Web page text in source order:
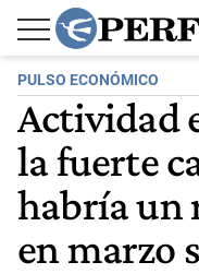
PULSO ECONÓMICO
Actividad
la fuerte
habría un
en marzo